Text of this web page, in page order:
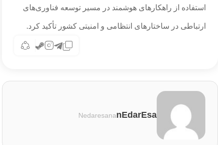
استفاده از راهکارهای هوشمند در مسیر توسعه فناوری‌های
ارتباطی در ساختارهای انتظامی و امنیتی کشور تأکید کرد.
nEdarEsa
Nedaresana